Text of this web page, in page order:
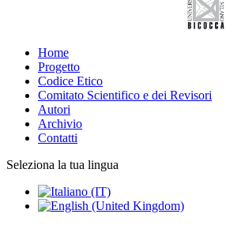
Home
Progetto
Codice Etico
Comitato Scientifico e dei Revisori
Autori
Archivio
Contatti
Seleziona la tua lingua